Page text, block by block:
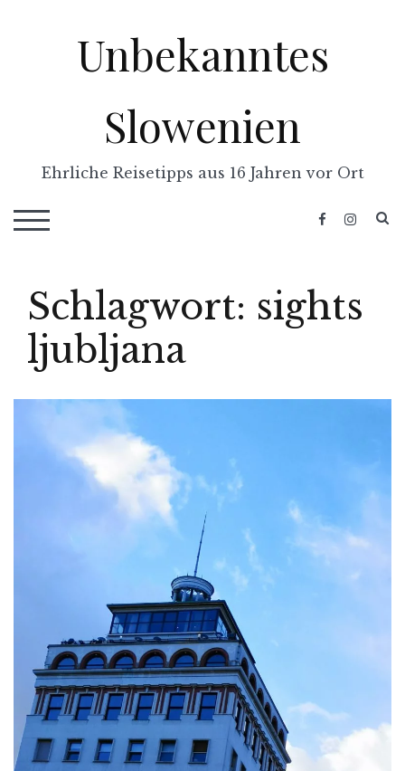
Unbekanntes
Slowenien
Ehrliche Reisetipps aus 16 Jahren vor Ort
TOGGLE MOBILE MENU
Schlagwort: sights
ljubljana